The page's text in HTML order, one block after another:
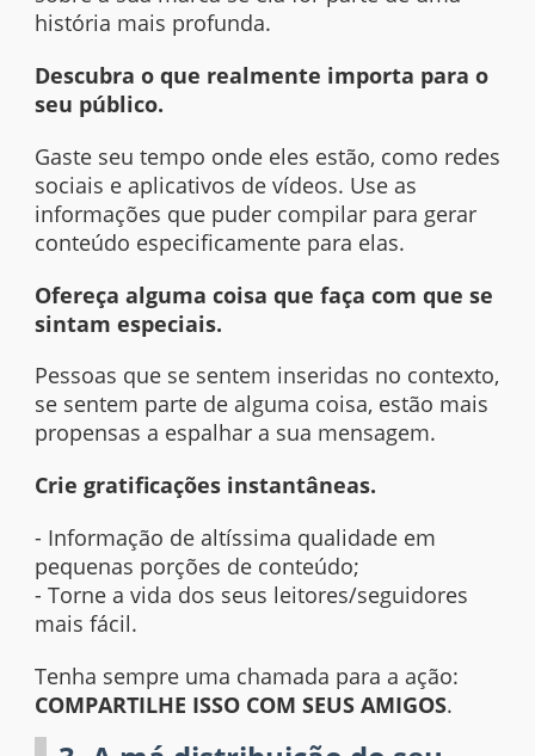
história mais profunda.
Descubra o que realmente importa para o
seu público.
Gaste seu tempo onde eles estão, como redes
sociais e aplicativos de vídeos. Use as
informações que puder compilar para gerar
conteúdo especificamente para elas.
Ofereça alguma coisa que faça com que se
sintam especiais.
Pessoas que se sentem inseridas no contexto,
se sentem parte de alguma coisa, estão mais
propensas a espalhar a sua mensagem.
Crie gratificações instantâneas.
- Informação de altíssima qualidade em
pequenas porções de conteúdo;
- Torne a vida dos seus leitores/seguidores
mais fácil.
Tenha sempre uma chamada para a ação:
COMPARTILHE ISSO COM SEUS AMIGOS.